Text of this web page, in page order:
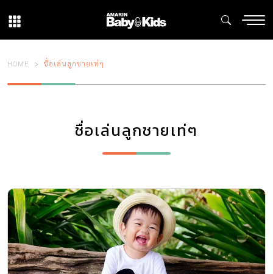
HOME ชื่อเล่นลูกชายเท่ๆ
ชื่อเล่นลูกชายเท่ๆ